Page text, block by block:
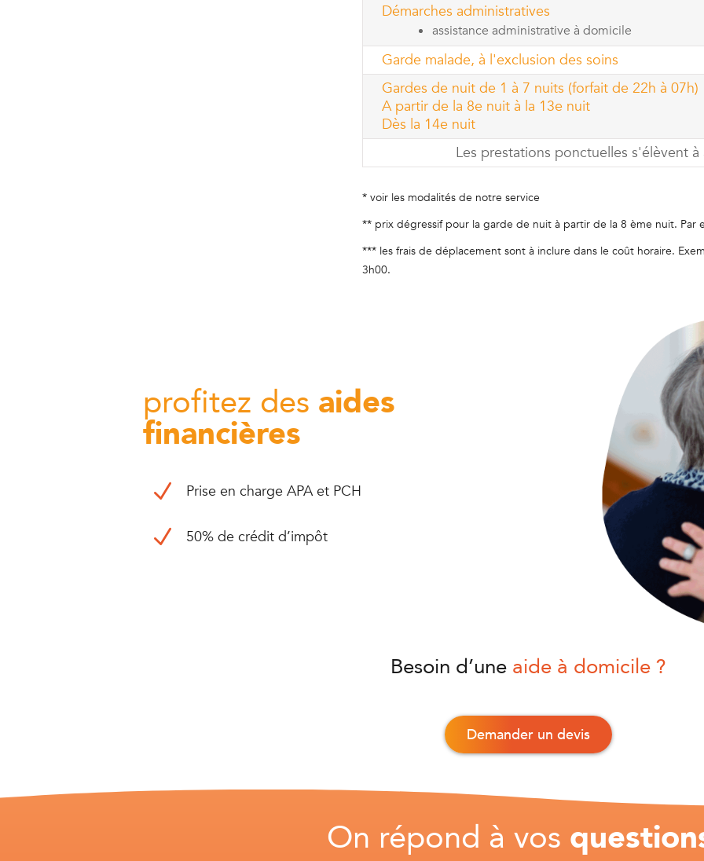
Démarches administratives
assistance administrative à domicile
Garde malade, à l'exclusion des soins
Gardes de nuit de 1 à 7 nuits (forfait de 22h à 07h)
A partir de la 8e nuit à la 13e nuit
Dès la 14e nuit
Les prestations ponctuelles s'élèvent
* voir les modalités de notre service
** prix dégressif pour la garde de nuit à partir de la 8 ème nuit.
*** les frais de déplacement sont à inclure dans le coût horaire.
3h00.
profitez des aides
financières
N Prise en charge APA et PCH
N 50% de crédit d’impôt
Besoin d’une aide à domicile ?
Demander un devis
On répond à vos